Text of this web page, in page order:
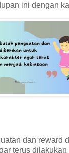
ini dengan
dan reward
terus